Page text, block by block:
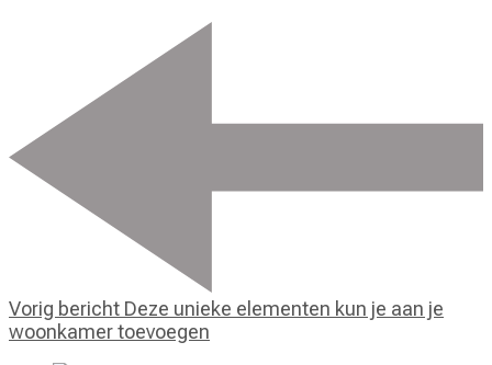
Vorig bericht Deze unieke elementen kun je aan je
woonkamer toevoegen